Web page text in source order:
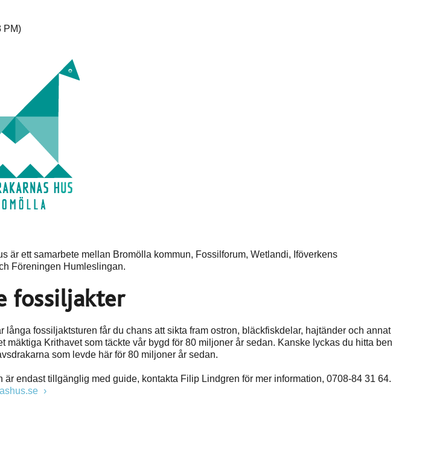
PM)
är ett samarbete mellan Bromölla kommun, Fossilforum, Wetlandi, Iföverkens
Föreningen Humleslingan.
fossiljakter
långa fossiljaktsturen får du chans att sikta fram ostron, bläckfiskdelar, hajtänder och annat
mäktiga Krithavet som täckte vår bygd för 80 miljoner år sedan. Kanske lyckas du hitta ben
som levde här för 80 miljoner år sedan.
är endast tillgänglig med guide, kontakta Filip Lindgren för mer information, 0708-84 31 64.